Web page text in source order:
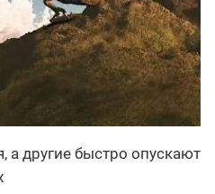
а другие быстро опускают